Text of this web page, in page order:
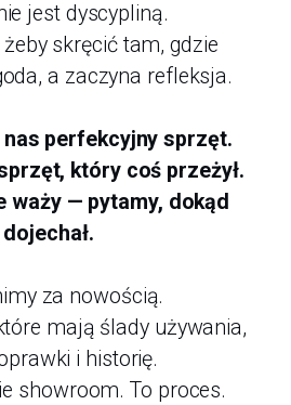
jest dyscypliną.
skręcić tam, gdzie
a zaczyna refleksja.
nas perfekcyjny sprzęt.
który coś przeżył.
waży — pytamy, dokąd
dojechał.
za nowością.
mają ślady używania,
i historię.
showroom. To proces.